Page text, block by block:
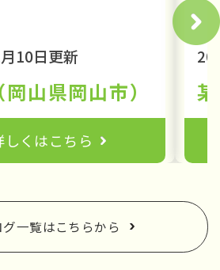
10日更新
山県岡山市）
しくはこちら
一覧はこちらから